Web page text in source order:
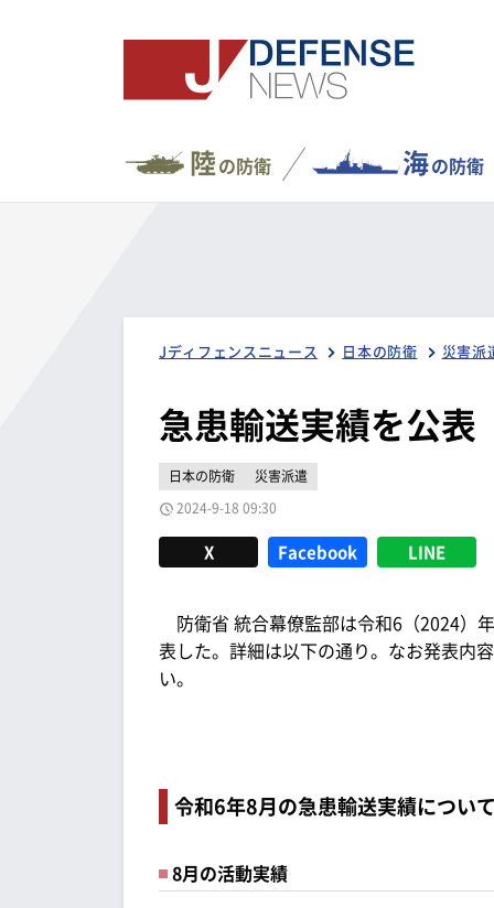
陸の防衛 海の防衛
Jディフェンスニュース 日本の防衛 災害派
急患輸送実績を公
日本の防衛
災害派遣
2024-9-18 09:30
X Facebook LINE
防衛省 統合幕僚監部は令和6（2024）
表した。詳細は以下の通り。なお発表内
い。
令和6年8月の急患輸送実績につい
8月の活動実績